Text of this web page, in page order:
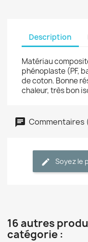
Description
Matériau
phénoplaste (PF,
de coton. Bonne
chaleur, très bon
Commentaires
Soyez le
16 autres
catégorie :